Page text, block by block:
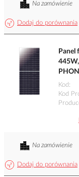
Dodaj do porównania
Na zamówienie
Kod
Kod
Dodaj do porównania
Na zamówienie